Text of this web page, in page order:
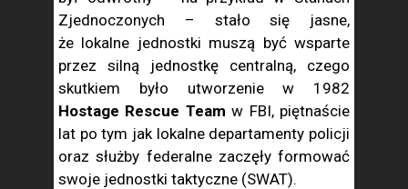
Zjednoczonych – stało się jasne,
że lokalne jednostki muszą być wsparte
przez silną jednostkę centralną, czego
skutkiem było utworzenie w 1982
Hostage Rescue Team w FBI, piętnaście
lat po tym jak lokalne departamenty policji
oraz służby federalne zaczęły formować
swoje jednostki taktyczne (SWAT).